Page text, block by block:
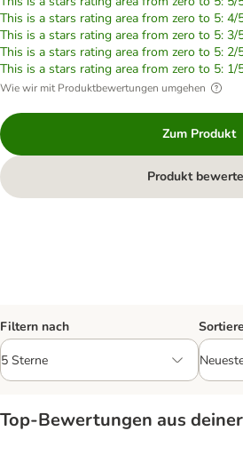
This is a stars rating area from zero to 5: 4/
This is a stars rating area from zero to 5: 3/
This is a stars rating area from zero to 5: 2/
This is a stars rating area from zero to 5: 1/
Wie wir mit Produktbewertungen umgehen
Zum Produkt
Produkt
Filtern nach
Top‑Bewertungen aus